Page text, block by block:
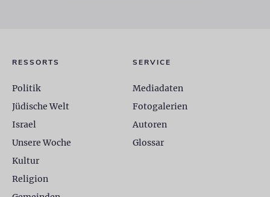
RESSORTS
Politik
Jüdische Welt
Israel
Unsere Woche
Kultur
Religion
SERVICE
Mediadaten
Fotogalerien
Autoren
Glossar